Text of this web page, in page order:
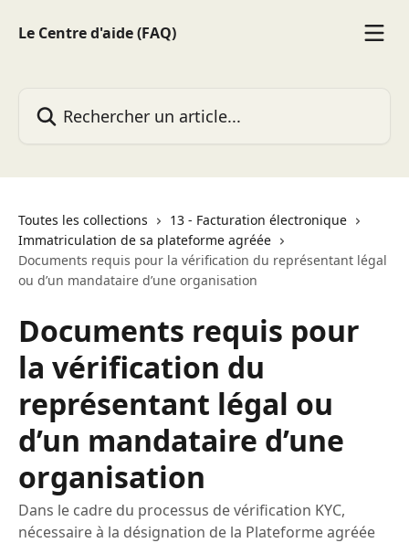
Le Centre d'aide (FAQ)
Toutes les collections
13 - Facturation électronique
Immatriculation de sa plateforme agréée
Documents requis pour la vérification du représentant légal
ou d’un mandataire d’une organisation
Documents requis pour
la vérification du
représentant légal ou
d’un mandataire d’une
organisation
Dans le cadre du processus de vérification KYC,
nécessaire à la désignation de la Plateforme agréée